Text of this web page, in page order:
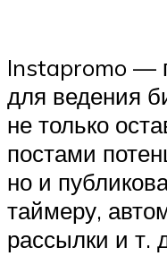
Instapromo —
для ведения
не только
постами
но и
таймеру,
рассылки и т.